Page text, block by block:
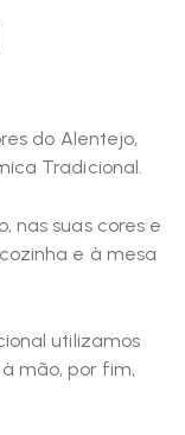
do Alentejo,
Tradicional.
nas suas cores e
e à mesa
utilizamos
mão, por fim,